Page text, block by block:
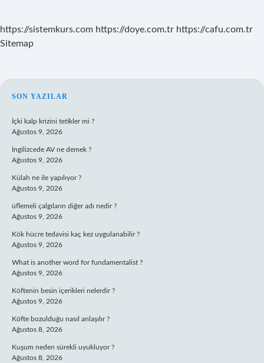
https://sistemkurs.com https://doye.com.tr https://cafu.com.tr
Sitemap
SIDEBAR
SON YAZILAR
İçki kalp krizini tetikler mi ?
Ağustos 9, 2026
İngilizcede AV ne demek ?
Ağustos 9, 2026
Külah ne ile yapılıyor ?
Ağustos 9, 2026
üflemeli çalgıların diğer adı nedir ?
Ağustos 9, 2026
Kök hücre tedavisi kaç kez uygulanabilir ?
Ağustos 9, 2026
What is another word for fundamentalist ?
Ağustos 9, 2026
Köftenin besin içerikleri nelerdir ?
Ağustos 9, 2026
Köfte bozulduğu nasıl anlaşılır ?
Ağustos 8, 2026
Kuşum neden sürekli uyukluyor ?
Ağustos 8, 2026